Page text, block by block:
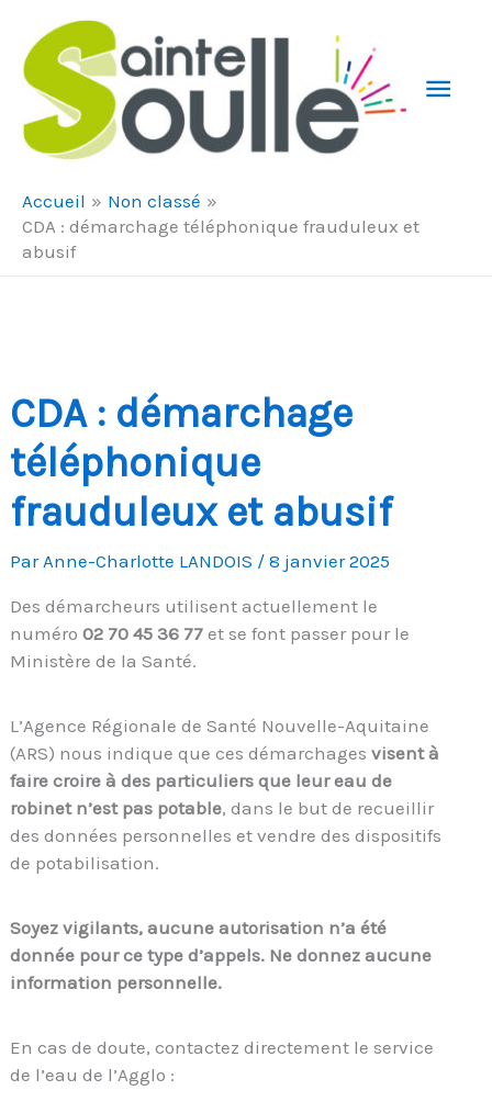
Accueil
Non classé
CDA : démarchage téléphonique frauduleux et
abusif
CDA : démarchage
téléphonique
frauduleux et abusif
ParAnne-Charlotte LANDOIS /8 janvier 2025
Des démarcheurs utilisent actuellement le
numéro02 70 45 36 77et se font passer pour le
Ministère de la Santé.
L’Agence Régionale de Santé Nouvelle-Aquitaine
(ARS) nous indique que ces démarchagesvisent à
faire croire à des particuliers que leur eau de
robinet n’est pas potable, dans le but de recueillir
des données personnelles et vendre des dispositifs
de potabilisation.
Soyez vigilants, aucune autorisation n’a été
donnée pour ce type d’appels. Ne donnez aucune
information personnelle.
En cas de doute, contactez directement le service
de l’eau de l’Agglo :